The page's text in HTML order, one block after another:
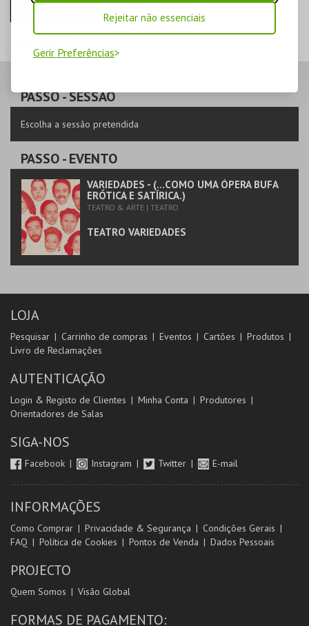
Rejeitar não essenciais
Gerir Preferências
100 ANOS DE
MAIS INFO
COMPRAR
PASSO- SESSÃO
Escolha a sessão pretendida
PASSO- EVENTO
VARIEDADES - (...COMO UMA ÓPERA BUFA
ERÓTICA E SATÍRICA.)
TEATRO & ARTE | TEATRO
TEATRO VARIEDADES
LOJA
Pesquisar Carrinho de compras Eventos Cartões
Produtos
Livro de Reclamações
AUTENTICAÇÃO
Login & Registo de Clientes Minha Conta
Produtores
Orientadores de Salas
SIGA-NOS
Facebook Instagram Twitter E-mail
INFORMAÇÕES
Como Comprar Privacidade & Segurança
Condições Gerais
FAQ
Política de Cookies Pontos de Venda Dados Pessoais
PROJECTO
Quem Somos Visão Global
FORMAS DE PAGAMENTO: